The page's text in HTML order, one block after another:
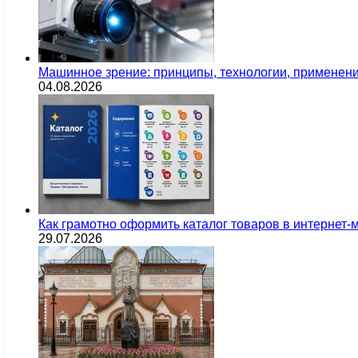
Машинное зрение: принципы, технологии,
04.08.2026
Как грамотно оформить каталог товаров в интернет-
29.07.2026